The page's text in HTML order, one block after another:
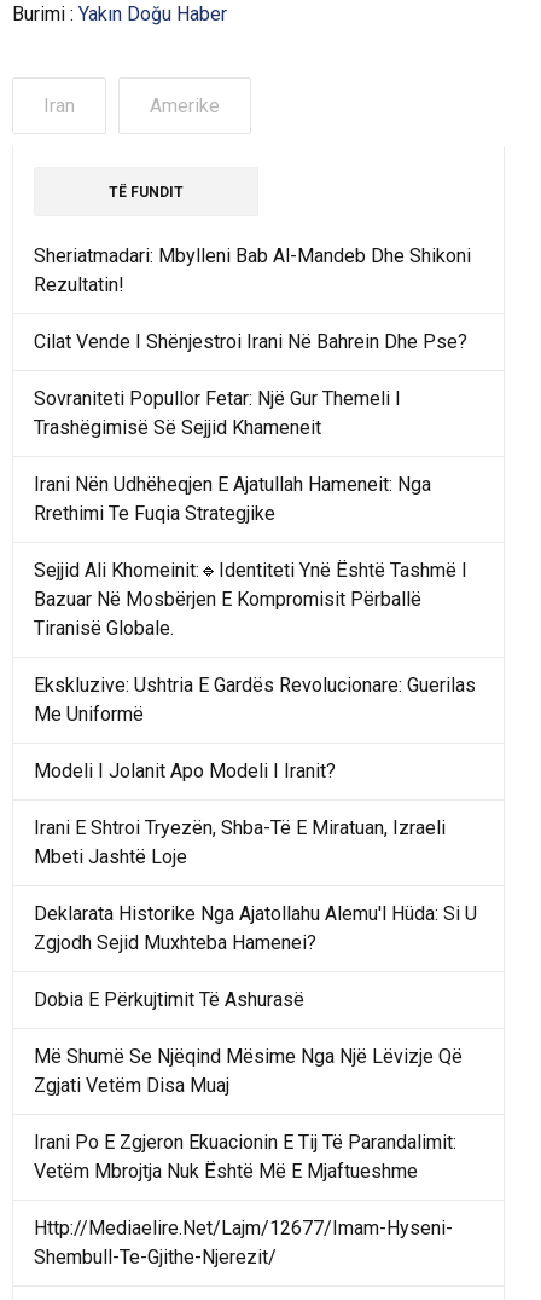
Burimi : Yakın Doğu Haber
Iran Amerike
TË FUNDIT
Sheriatmadari: Mbylleni Bab Al-Mandeb Dhe Shikoni
Rezultatin!
Cilat Vende I Shënjestroi Irani Në Bahrein Dhe Pse?
Sovraniteti Popullor Fetar: Një Gur Themeli I
Trashëgimisë Së Sejjid Khameneit
Irani Nën Udhëheqjen E Ajatullah Hameneit: Nga
Rrethimi Te Fuqia Strategjike
Sejjid Ali Khomeinit:🔹Identiteti Ynë Është Tashmë I
Bazuar Në Mosbërjen E Kompromisit Përballë
Tiranisë Globale.
Ekskluzive: Ushtria E Gardës Revolucionare: Guerilas
Me Uniformë
Modeli I Jolanit Apo Modeli I Iranit?
Irani E Shtroi Tryezën, Shba-Të E Miratuan, Izraeli
Mbeti Jashtë Loje
Deklarata Historike Nga Ajatollahu Alemu'l Hüda: Si U
Zgjodh Sejid Muxhteba Hamenei?
Dobia E Përkujtimit Të Ashurasë
Më Shumë Se Njëqind Mësime Nga Një Lëvizje Që
Zgjati Vetëm Disa Muaj
Irani Po E Zgjeron Ekuacionin E Tij Të Parandalimit:
Vetëm Mbrojtja Nuk Është Më E Mjaftueshme
Http://Mediaelire.Net/Lajm/12677/Imam-Hyseni-
Shembull-Te-Gjithe-Njerezit/